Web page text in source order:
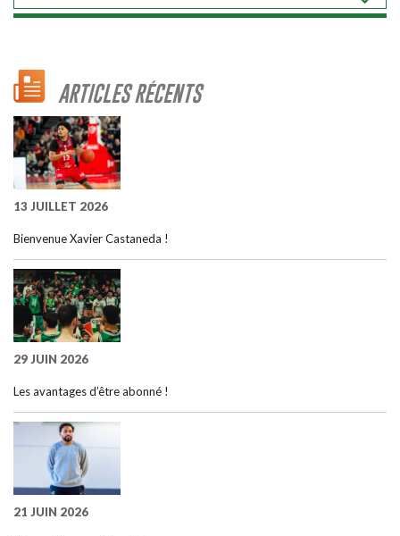
ARTICLES RÉCENTS
13 JUILLET 2026
Bienvenue Xavier Castaneda !
29 JUIN 2026
Les avantages d’être abonné !
21 JUIN 2026